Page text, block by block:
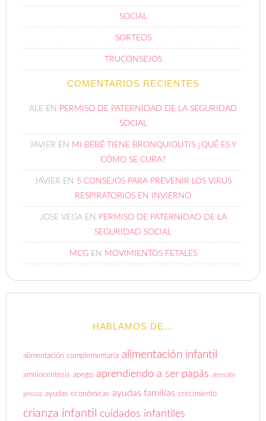
SOCIAL
SORTEOS
TRUCONSEJOS
COMENTARIOS RECIENTES
ALE EN PERMISO DE PATERNIDAD DE LA SEGURIDAD
SOCIAL
JAVIER EN MI BEBÉ TIENE BRONQUIOLITIS ¿QUÉ ES Y
CÓMO SE CURA?
JAVIER EN 5 CONSEJOS PARA PREVENIR LOS VIRUS
RESPIRATORIOS EN INVIERNO
JOSE VEGAEN PERMISO DE PATERNIDAD DE LA
SEGURIDAD SOCIAL
MCGEN MOVIMIENTOS FETALES
HABLAMOS DE…
alimentación complementaria alimentación infantil
amniocentesis apego aprendiendo a ser papás atención
precoz ayudas económicas ayudas familias crecimiento
crianza infantil cuidados infantiles